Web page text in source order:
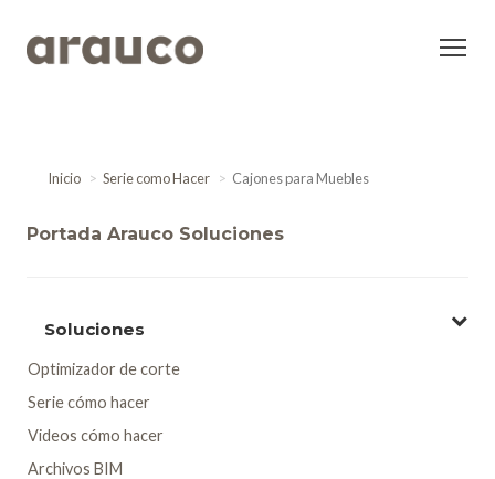
Inicio Serie como Hacer Cajones para Muebles
Portada Arauco Soluciones
Soluciones
Optimizador de corte
Serie cómo hacer
Videos cómo hacer
Archivos BIM